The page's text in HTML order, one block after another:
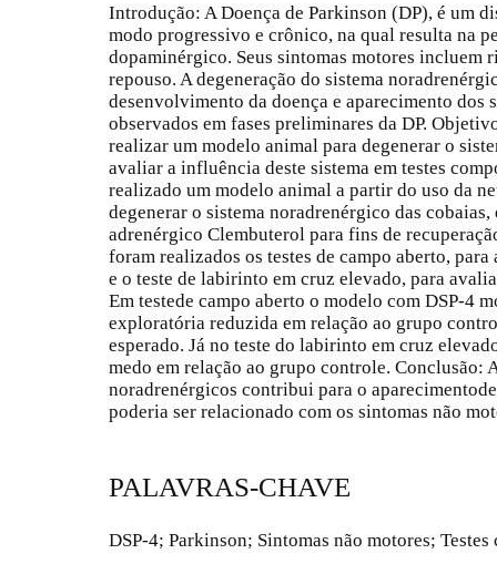
Introdução: A Doença de Parkinson (DP), é um
modo progressivo e crônico, na qual resulta na
dopaminérgico. Seus sintomas motores incluem
repouso. A degeneração do sistema
desenvolvimento da doença e aparecimento dos
observados em fases preliminares da DP.
realizar um modelo animal para degenerar o
avaliar a influência deste sistema em testes
realizado um modelo animal a partir do uso da
degenerar o sistema noradrenérgico das
adrenérgico Clembuterol para fins de
foram realizados os testes de campo aberto,
e o teste de labirinto em cruz elevado, para
Em testede campo aberto o modelo com DSP-4
exploratória reduzida em relação ao grupo
esperado. Já no teste do labirinto em cruz
medo em relação ao grupo controle. Conclusão:
noradrenérgicos contribui para o
poderia ser relacionado com os sintomas não
PALAVRAS-CHAVE
DSP-4; Parkinson; Sintomas não motores;